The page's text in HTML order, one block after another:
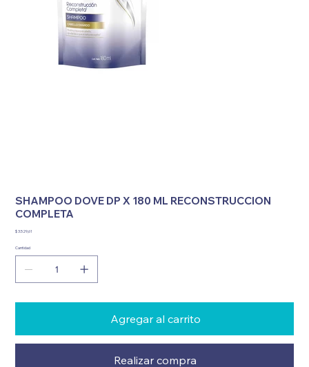
SHAMPOO DOVE DP X 180 ML RECONSTRUCCION
COMPLETA
Precio
$ 3.529,61
Cantidad
Agregar al carrito
Realizar compra